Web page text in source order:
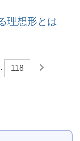
理想形とは
118